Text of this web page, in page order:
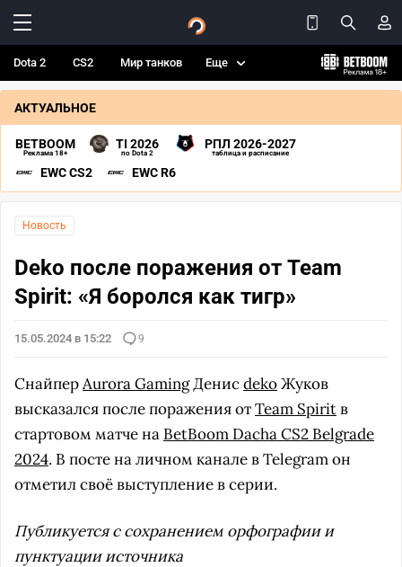
Dota 2 CS2 Мир танков Еще
АКТУАЛЬНОЕ
BETBOOM
Реклама 18+
TI 2026
по Dota 2
РПЛ 2026-2027
таблица и расписание
EWC CS2 EWC R6
Новость
Deko после поражения от Team
Spirit: «Я боролся как тигр»
15.05.2024 в 15:22 9
СнайперAurora GamingДенисdekoЖуков
высказался после поражения отTeam Spiritв
стартовом матче на BetBoom Dacha CS2 Belgrade
2024. В посте на личном канале в Telegram он
отметил своё выступление в серии.
Публикуется с сохранением орфографии и
пунктуации источника